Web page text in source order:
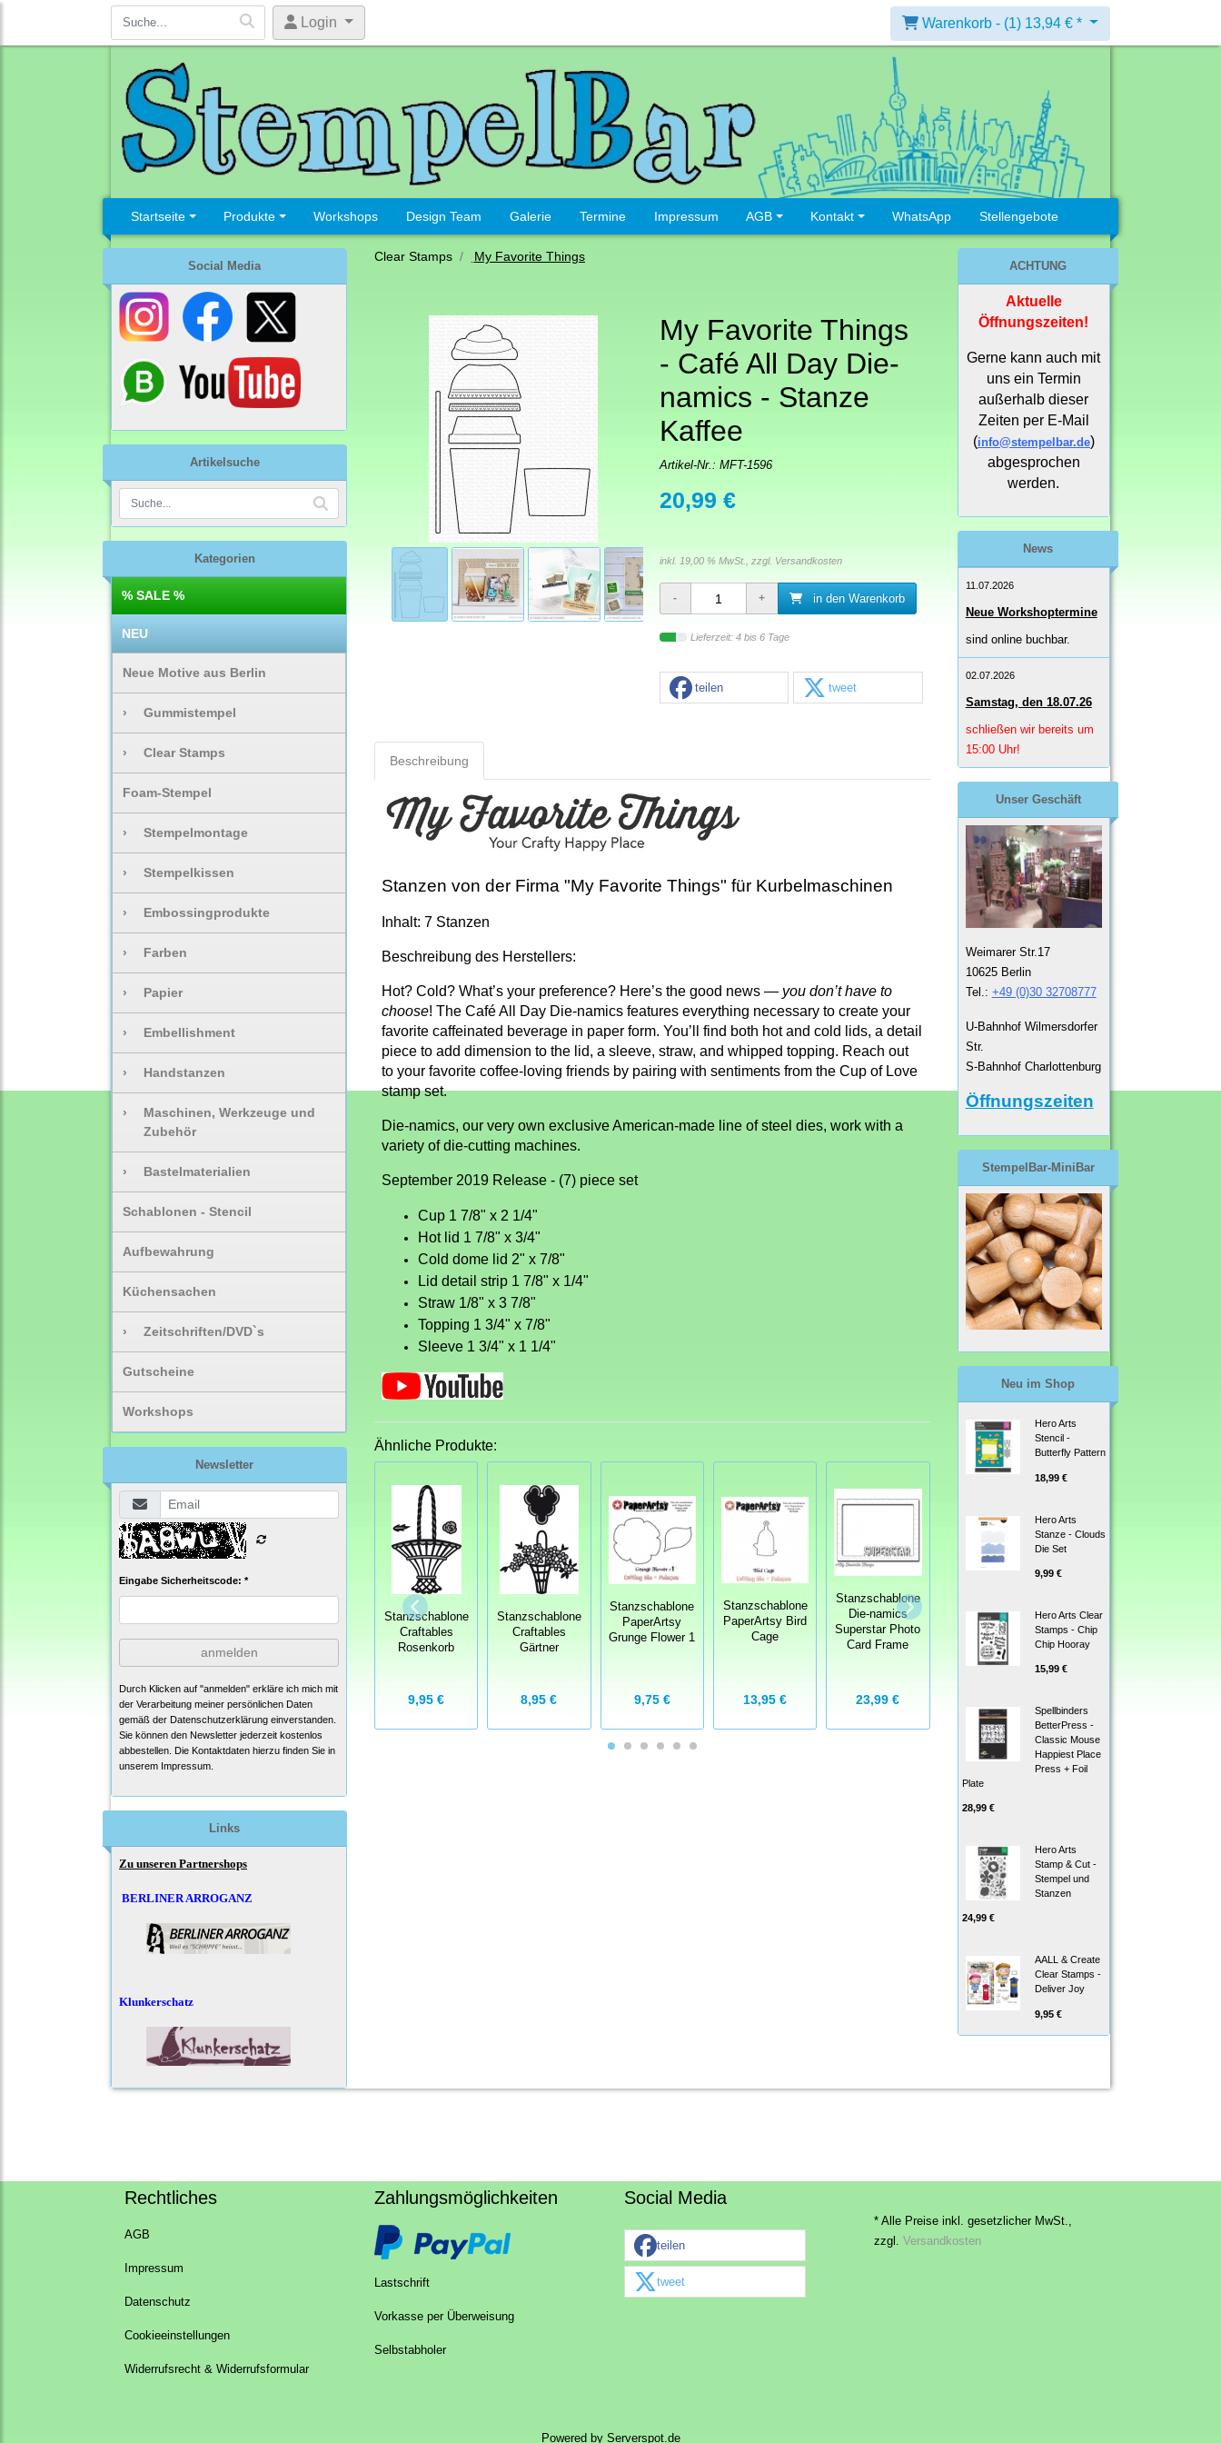
Login Warenkorb - (1) 13,94 € *
Startseite Produkte Workshops Design Team Galerie Termine Impressum AGB Kontakt WhatsApp Stellengebote
Social Media
Artikelsuche
Kategorien
% SALE %
NEU
Neue Motive aus Berlin
› Gummistempel
› Clear Stamps
Foam-Stempel
› Stempelmontage
› Stempelkissen
› Embossingprodukte
› Farben
› Papier
› Embellishment
› Handstanzen
›
Maschinen, Werkzeuge und
Zubehör
› Bastelmaterialien
Schablonen - Stencil
Aufbewahrung
Küchensachen
› Zeitschriften/DVD`s
Gutscheine
Workshops
Newsletter
Eingabe Sicherheitscode: *
anmelden
Durch Klicken auf "anmelden" erkläre ich mich mit
der Verarbeitung meiner persönlichen Daten
gemäß der Datenschutzerklärung einverstanden.
Sie können den Newsletter jederzeit kostenlos
abbestellen. Die Kontaktdaten hierzu finden Sie in
unserem Impressum.
Links
Zu unseren Partnershops
BERLINER ARROGANZ
Klunkerschatz
Clear Stamps My Favorite Things
My Favorite Things
- Café All Day Die-
namics - Stanze
Kaffee
Artikel-Nr.: MFT-1596
20,99 €
inkl. 19,00 % MwSt., zzgl. Versandkosten
in den Warenkorb
Lieferzeit: 4 bis 6 Tage
teilen tweet
Beschreibung
Stanzen von der Firma "My Favorite Things" für Kurbelmaschinen
Inhalt: 7 Stanzen
Beschreibung des Herstellers:
Hot? Cold? What’s your preference? Here’s the good news — you don’t have to
choose! The Café All Day Die-namics features everything necessary to create your
favorite caffeinated beverage in paper form. You’ll find both hot and cold lids, a detail
piece to add dimension to the lid, a sleeve, straw, and whipped topping. Reach out
to your favorite coffee-loving friends by pairing with sentiments from the Cup of Love
stamp set.
Die-namics, our very own exclusive American-made line of steel dies, work with a
variety of die-cutting machines.
September 2019 Release - (7) piece set
Cup 1 7/8" x 2 1/4"
Hot lid 1 7/8" x 3/4"
Cold dome lid 2" x 7/8"
Lid detail strip 1 7/8" x 1/4"
Straw 1/8" x 3 7/8"
Topping 1 3/4" x 7/8"
Sleeve 1 3/4" x 1 1/4"
Ähnliche Produkte:
Stanzschablone
Craftables
Rosenkorb
9,95 €
Stanzschablone
Craftables
Gärtner
8,95 €
Stanzschablone
PaperArtsy
Grunge Flower 1
9,75 €
Stanzschablone
PaperArtsy Bird
Cage
13,95 €
Stanzschablone
Die-namics
Superstar Photo
Card Frame
23,99 €
Christmas
Village Chalet -
Weihnachtshäuschen
Whimsy Stamps
Comic Book
Page Outline
ACHTUNG
Aktuelle
Öffnungszeiten!
Gerne kann auch mit
uns ein Termin
außerhalb dieser
Zeiten per E-Mail
(info@stempelbar.de)
abgesprochen
werden.
News
11.07.2026
Neue Workshoptermine
sind online buchbar.
02.07.2026
Samstag, den 18.07.26
schließen wir bereits um
15:00 Uhr!
Unser Geschäft
Weimarer Str.17
10625 Berlin
Tel.: +49 (0)30 32708777
U-Bahnhof Wilmersdorfer
Str.
S-Bahnhof Charlottenburg
Öffnungszeiten
StempelBar-MiniBar
Neu im Shop
Hero Arts
Stencil -
Butterfly Pattern
18,99 €
Hero Arts
Stanze - Clouds
Die Set
9,99 €
Hero Arts Clear
Stamps - Chip
Chip Hooray
15,99 €
Spellbinders
BetterPress -
Classic Mouse
Happiest Place
Press + Foil
Plate
28,99 €
Hero Arts
Stamp & Cut -
Stempel und
Stanzen
24,99 €
AALL & Create
Clear Stamps -
Deliver Joy
9,95 €
Rechtliches
AGB
Impressum
Datenschutz
Cookieeinstellungen
Widerrufsrecht & Widerrufsformular
Zahlungsmöglichkeiten
Lastschrift
Vorkasse per Überweisung
Selbstabholer
Social Media
teilen
tweet
* Alle Preise inkl. gesetzlicher MwSt.,
zzgl. Versandkosten
Powered by Serverspot.de